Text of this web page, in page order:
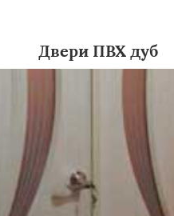
Двери ПВХ дуб